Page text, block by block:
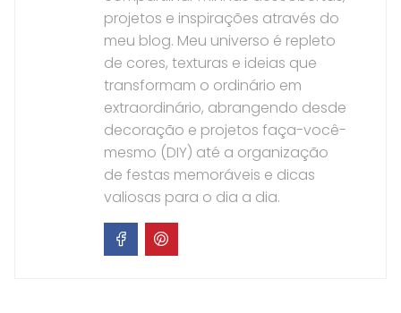
projetos e inspirações através do
meu blog. Meu universo é repleto
de cores, texturas e ideias que
transformam o ordinário em
extraordinário, abrangendo desde
decoração e projetos faça-você-
mesmo (DIY) até a organização
de festas memoráveis e dicas
valiosas para o dia a dia.